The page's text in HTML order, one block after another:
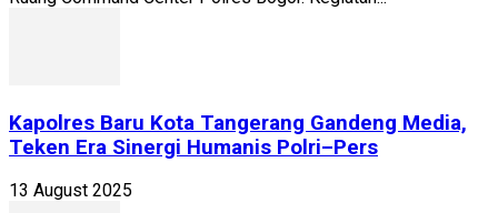
Kapolres Baru Kota Tangerang Gandeng Media,
Teken Era Sinergi Humanis Polri–Pers
13 August 2025